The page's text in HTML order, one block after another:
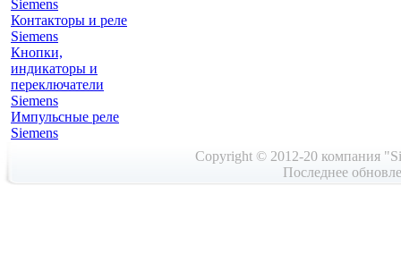
Siemens
Контакторы и реле
Siemens
Кнопки,
индикаторы и
переключатели
Siemens
Импульсные реле
Siemens
Copyright © 2012-20 компания
Последнее